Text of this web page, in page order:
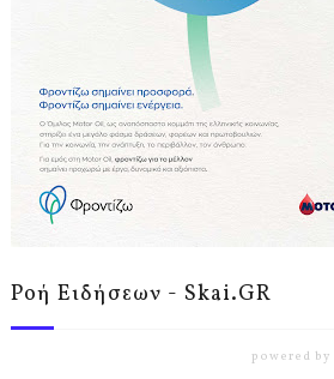
Ροή Ειδήσεων - Skai.GR
powered by